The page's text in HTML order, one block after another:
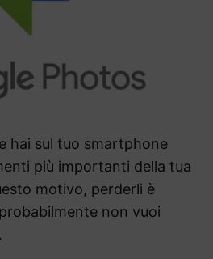
hai sul tuo smartphone
più importanti della tua
motivo, perderli è
non vuoi